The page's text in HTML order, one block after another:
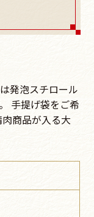
発泡スチロール
手提げ袋をご希
商品が入る大